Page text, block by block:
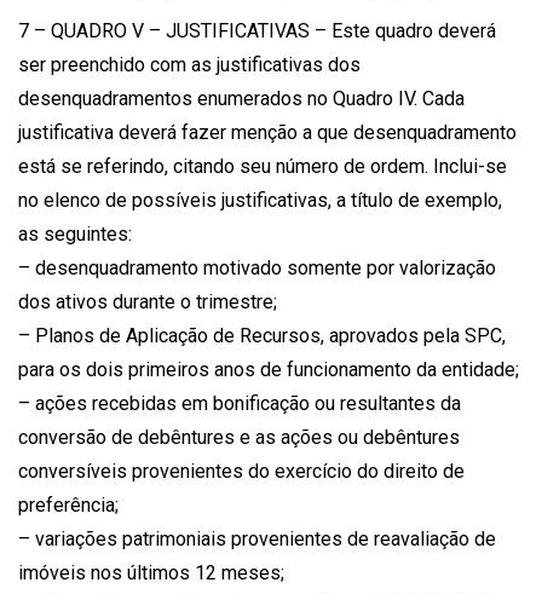
7 – QUADRO V – JUSTIFICATIVAS – Este quadro deverá
ser preenchido com as justificativas dos
desenquadramentos enumerados no Quadro IV. Cada
justificativa deverá fazer menção a que desenquadramento
está se referindo, citando seu número de ordem. Inclui-se
no elenco de possíveis justificativas, a título de exemplo,
as seguintes:
– desenquadramento motivado somente por valorização
dos ativos durante o trimestre;
– Planos de Aplicação de Recursos, aprovados pela SPC,
para os dois primeiros anos de funcionamento da entidade;
– ações recebidas em bonificação ou resultantes da
conversão de debêntures e as ações ou debêntures
conversíveis provenientes do exercício do direito de
preferência;
– variações patrimoniais provenientes de reavaliação de
imóveis nos últimos 12 meses;